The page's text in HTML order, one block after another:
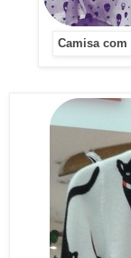
Camisa com